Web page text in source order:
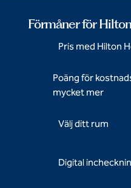
Förmåner för
Pris med Hilton
Poäng för
mycket mer
Välj ditt rum
Digital